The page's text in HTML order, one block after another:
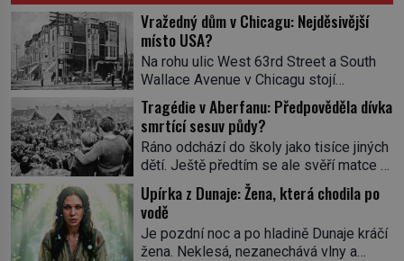
Vražedný dům v Chicagu: Nejděsivější
místo USA?
Na rohu ulic West 63rd Street a South
Wallace Avenue v Chicagu stojí
nenápadná pošta. Nemá žádný speciální
nápis ani pamětní desku. A přesto prý
místní zaměstnanci neradi chodí do
sklepa. Právě tady totiž sídlil sériový
vrah H. H. Holmes a také
nejpropracovanější past na lidi
v dějinách americké kriminalistiky.
Herman Webster Mudgett (1861–1896)
přijíždí […]
Tragédie v Aberfanu: Předpověděla dívka
smrtící sesuv půdy?
Ráno odchází do školy jako tisíce jiných
dětí. Ještě předtím se ale svěří matce s
podivným snem. Ve škole, kterou dobře
zná, tentokrát nevidí budovu ani
spolužáky. Místo nich se před ní tyčí
cosi temného. O několik hodin později je
mrtvá. Mohla devítiletá Zahlédla vlastní
Upírka z Dunaje: Žena, která chodila po
vodě
Je pozdní noc a po hladině Dunaje kráčí
žena. Neklesá, nezanechává vlny a